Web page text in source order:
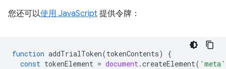
您还可以使用 JavaScript 提供令牌：
function addTrialToken(tokenContents)
{
const tokenElement = document .createElement( 'meta'